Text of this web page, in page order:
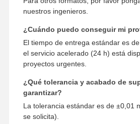
nuestros ingenieros.
¿Cuándo puedo conseguir mi
El tiempo de entrega estándar es
el servicio acelerado (24 h) está
proyectos urgentes.
¿Qué tolerancia y acabado de
garantizar?
La tolerancia estándar es de ±0,01
se solicita).